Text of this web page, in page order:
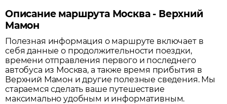
Описание маршрута Москва - Верхний
Мамон
Полезная информация о маршруте включает в
себя данные о продолжительности поездки,
времени отправления первого и последнего
автобуса из Москва, а также время прибытия в
Верхний Мамон и другие полезные сведения. Мы
стараемся сделать ваше путешествие
максимально удобным и информативным.